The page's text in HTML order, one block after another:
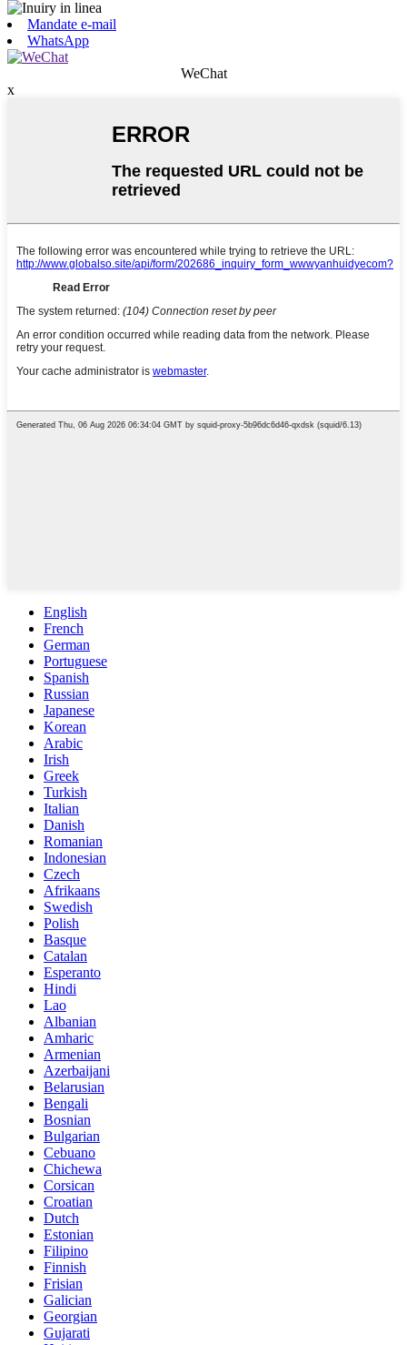
Mandate e-mail
WhatsApp
WeChat
x
English
French
German
Portuguese
Spanish
Russian
Japanese
Korean
Arabic
Irish
Greek
Turkish
Italian
Danish
Romanian
Indonesian
Czech
Afrikaans
Swedish
Polish
Basque
Catalan
Esperanto
Hindi
Lao
Albanian
Amharic
Armenian
Azerbaijani
Belarusian
Bengali
Bosnian
Bulgarian
Cebuano
Chichewa
Corsican
Croatian
Dutch
Estonian
Filipino
Finnish
Frisian
Galician
Georgian
Gujarati